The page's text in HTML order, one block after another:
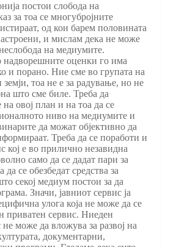
постои слобода на
за тоа се многубројните
од кои барем половината
и мислам дека не може
на медиумите.
надворешните оценки го има
и порано. Ние сме во групата на
тоа не е за радување, но не
што сме биле. Треба да
овој план и на тоа да се
ниво на медиумите и
да можат објективно да
Треба да се поработи и
кој е во прилично незавидна
само да се дадат пари за
да се обезбедат средства за
секој медиум постои за да
Значи, јавниот сервис ја
улога која не може да се
приватен сервис. Ниеден
може да вложува за развој на
документарни,